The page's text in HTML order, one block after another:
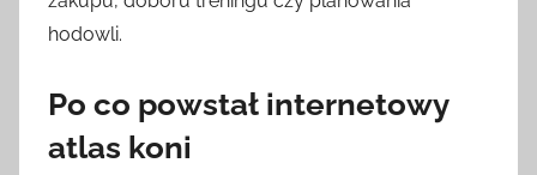
hodowli.
Po co powstał internetowy
atlas koni